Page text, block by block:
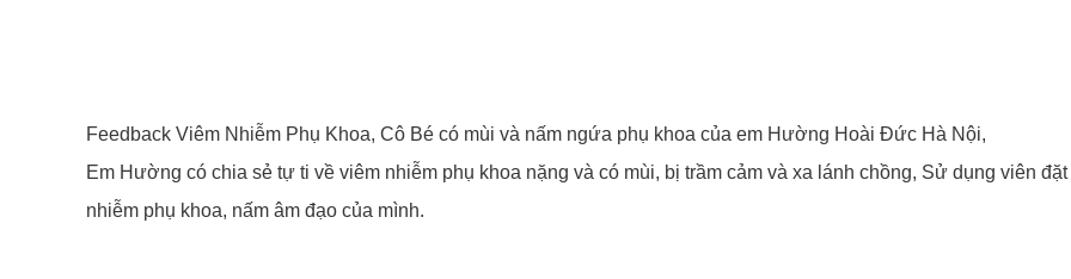
Feedback Viêm Nhiễm Phụ Khoa, Cô Bé có mùi và nấm ngứa phụ khoa của em Hường Hoài Đức Hà Nội,
Em Hường có chia sẻ tự ti về viêm nhiễm phụ khoa nặng và có mùi, bị trầm cảm và xa lánh chồng, Sử dụng viên đặt
nhiễm phụ khoa, nấm âm đạo của mình.